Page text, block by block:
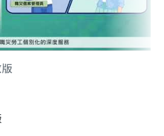
意什麼？ 四拳飲食法主要用來
、堅果及烹調油仍需另外計算。
內，直接吃原形水果，不以果汁
值高，但熱量也高，每天少量即
應盡量選擇無糖產品。 飲料是減
飲，即使沒有吃很多，也可能讓
能做到 吃便當時，可以先留下
安排後續補檢場次，相關日期將
檢查之義務。 敬請同仁重
資源踴躍參與健檢。未依規定受
醫療院所完成健康檢查（須包含
參加本校健檢者：請填寫未檢說
健康檢查報告影本，送交至環安